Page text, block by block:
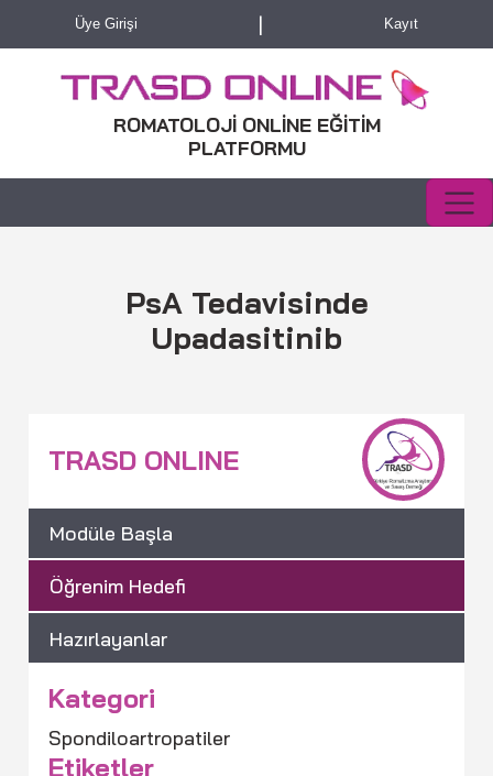
Üye Girişi | Kayıt
ROMATOLOJİ ONLİNE EĞİTİM
PLATFORMU
PsA Tedavisinde
Upadasitinib
TRASD ONLINE
Modüle Başla
Öğrenim Hedefi
Hazırlayanlar
Kategori
Spondiloartropatiler
Etiketler